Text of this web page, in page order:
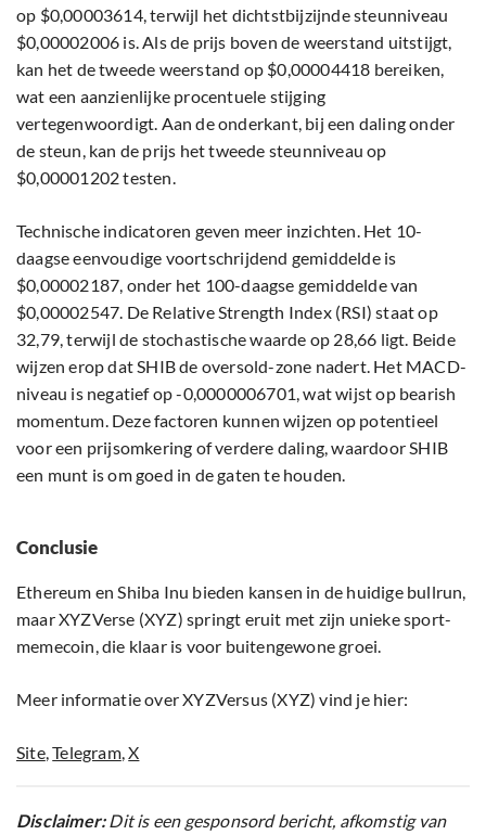
op $0,00003614, terwijl het dichtstbijzijnde steunniveau
$0,00002006 is. Als de prijs boven de weerstand uitstijgt,
kan het de tweede weerstand op $0,00004418 bereiken,
wat een aanzienlijke procentuele stijging
vertegenwoordigt. Aan de onderkant, bij een daling onder
de steun, kan de prijs het tweede steunniveau op
$0,00001202 testen.
Technische indicatoren geven meer inzichten. Het 10-
daagse eenvoudige voortschrijdend gemiddelde is
$0,00002187, onder het 100-daagse gemiddelde van
$0,00002547. De Relative Strength Index (RSI) staat op
32,79, terwijl de stochastische waarde op 28,66 ligt. Beide
wijzen erop dat SHIB de oversold-zone nadert. Het MACD-
niveau is negatief op -0,0000006701, wat wijst op bearish
momentum. Deze factoren kunnen wijzen op potentieel
voor een prijsomkering of verdere daling, waardoor SHIB
een munt is om goed in de gaten te houden.
Conclusie
Ethereum en Shiba Inu bieden kansen in de huidige bullrun,
maar XYZVerse (XYZ) springt eruit met zijn unieke sport-
memecoin, die klaar is voor buitengewone groei.
Meer informatie over XYZVersus (XYZ) vind je hier:
Site,Telegram,X
Disclaimer:Dit is een gesponsord bericht, afkomstig van